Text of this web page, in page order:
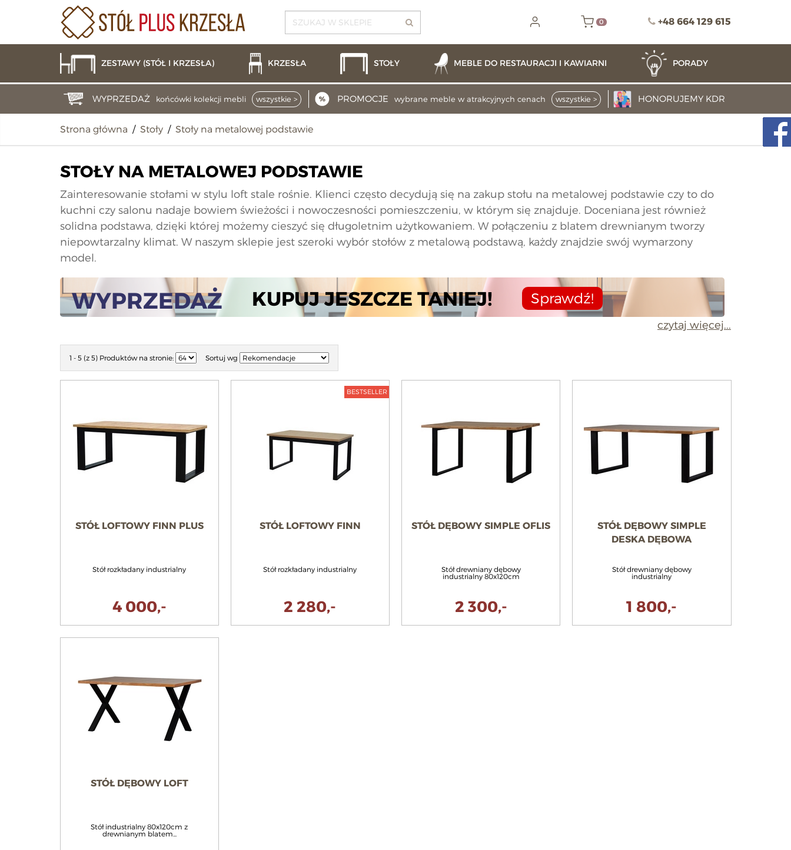
0 +48 664 129 615
ZESTAWY (STÓŁ I KRZESŁA) KRZESŁA STOŁY MEBLE DO RESTAURACJI I KAWIARNI PORADY
WYPRZEDAŻ końcówki kolekcji mebli wszystkie > PROMOCJE wybrane meble w atrakcyjnych cenach wszystkie > HONORUJEMY KDR
Strona główna / Stoły / Stoły na metalowej podstawie
STOŁY NA METALOWEJ PODSTAWIE
Zainteresowanie stołami w stylu loft stale rośnie. Klienci często decydują się na zakup stołu na metalowej podstawie czy to do
kuchni czy salonu nadaje bowiem świeżości i nowoczesności pomieszczeniu, w którym się znajduje. Doceniana jest również
solidna podstawa, dzięki której możemy cieszyć się długoletnim użytkowaniem. W połączeniu z blatem drewnianym tworzy
niepowtarzalny klimat. W naszym sklepie jest szeroki wybór stołów z metalową podstawą, każdy znajdzie swój wymarzony
model.
WYPRZEDAŻ KUPUJ JESZCZE TANIEJ! Sprawdź!
czytaj więcej...
1 - 5 (z 5) Produktów na stronie: Sortuj wg
STÓŁ LOFTOWY FINN PLUS
Stół rozkładany industrialny
4 000,-
STÓŁ LOFTOWY FINN
Stół rozkładany industrialny
2 280,-
BESTSELLER
STÓŁ DĘBOWY SIMPLE OFLIS
Stół drewniany dębowy
industrialny 80x120cm
2 300,-
STÓŁ DĘBOWY SIMPLE
DESKA DĘBOWA
Stół drewniany dębowy
industrialny
1 800,-
STÓŁ DĘBOWY LOFT
Stół industrialny 80x120cm z
drewnianym blatem...